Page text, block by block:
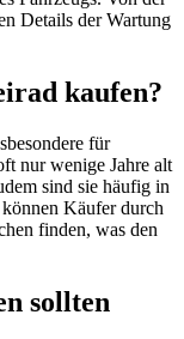
Details der Wartung
kaufen?
für
nur wenige Jahre alt
sind sie häufig in
Käufer durch
finden, was den
sollten